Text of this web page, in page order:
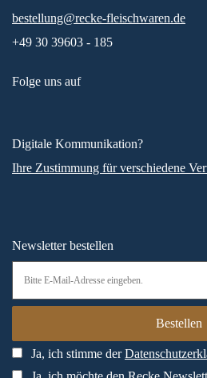
bestellung@recke-fleischwaren.de
+49 30 39603 - 185
Folge uns auf
Digitale Kommunikation?
Ihre Zustimmung für verschiedene
Newsletter bestellen
Ja, ich stimme der